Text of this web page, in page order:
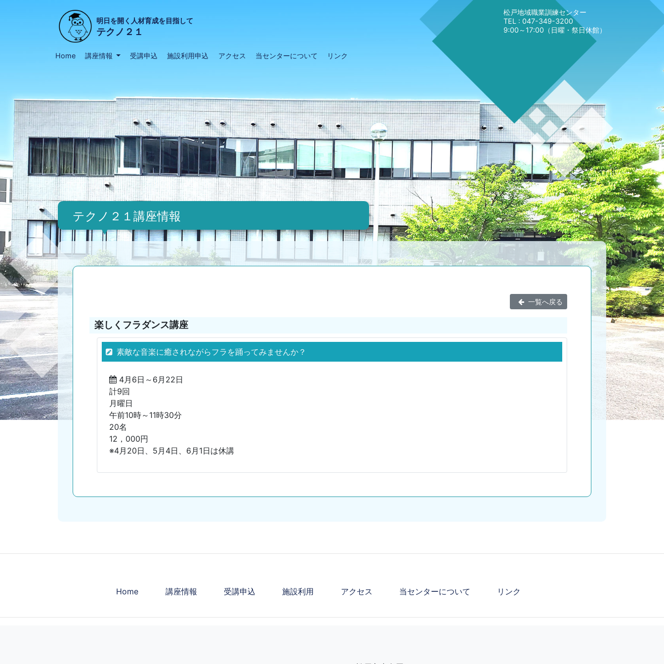
明日を開く人材育成を目指して
テクノ２１
松戸地域職業訓練センター
TEL : 047-349-3200
9:00～17:00（日曜・祭日休館）
Home 講座情報 受講申込 施設利用申込 アクセス 当センターについて リンク
テクノ２１講座情報
一覧へ戻る
楽しくフラダンス講座
素敵な音楽に癒されながらフラを踊ってみませんか？
4月6日～6月22日
計9回
月曜日
午前10時～11時30分
20名
12，000円
※4月20日、5月4日、6月1日は休講
Home 講座情報 受講申込 施設利用 アクセス 当センターについて リンク